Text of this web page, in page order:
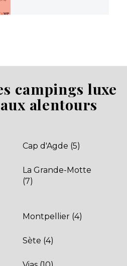
campings luxe
alentours
Cap d'Agde (5)
La Grande-Motte
(7)
Montpellier (4)
Sète (4)